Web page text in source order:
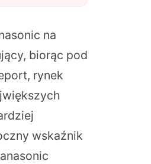
na
biorąc pod
rynek
wskaźnik